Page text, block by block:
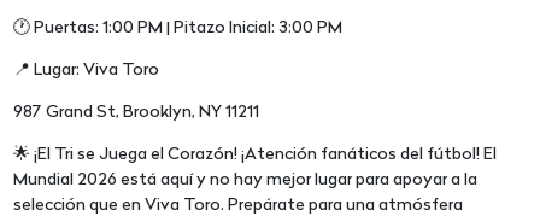
🕐 Puertas: 1:00 PM | Pitazo Inicial: 3:00 PM
📍 Lugar: Viva Toro
987 Grand St, Brooklyn, NY 11211
🌟 ¡El Tri se Juega el Corazón! ¡Atención fanáticos del fútbol! El
Mundial 2026 está aquí y no hay mejor lugar para apoyar a la
selección que en Viva Toro. Prepárate para una atmósfera